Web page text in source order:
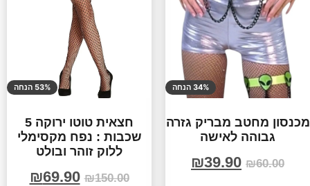
34% הנחה
מכנסון מחטב מבריק גזרה
גבוהה לאישה
₪60.00
₪39.90
53% הנחה
חצאית טוטו ירוקה 5
שכבות : נפח מקסימלי
ללוק זוהר ובולט
₪150.00
₪69.90